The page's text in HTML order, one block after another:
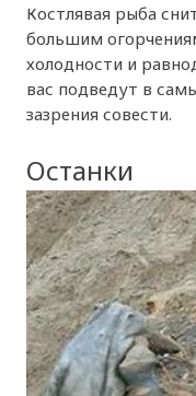
Костлявая рыба
большим
холодности и
вас подведут в
зазрения совести.
Останки